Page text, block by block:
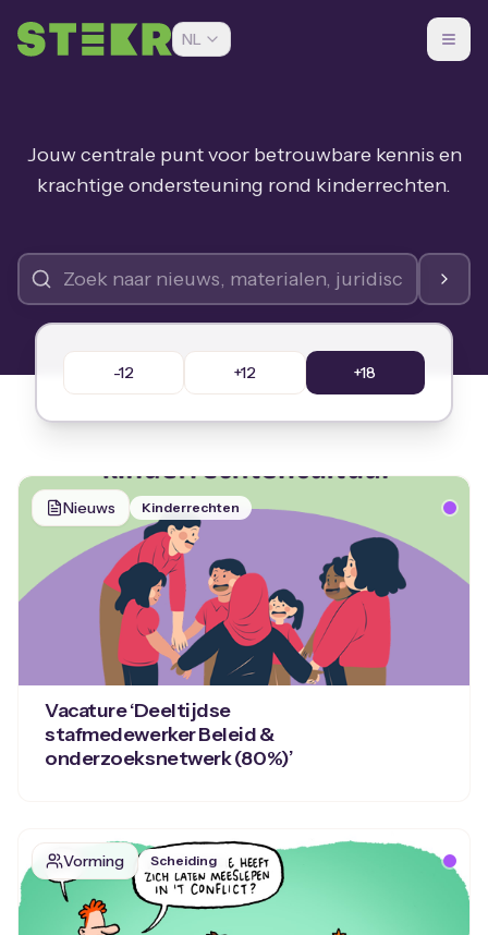
NL
Jouw centrale punt voor betrouwbare kennis en
krachtige ondersteuning rond kinderrechten.
-12 +12 +18
Nieuws Kinderrechten
Vacature ‘Deeltijdse
stafmedewerker Beleid &
onderzoeksnetwerk (80%)’
Vorming Scheiding